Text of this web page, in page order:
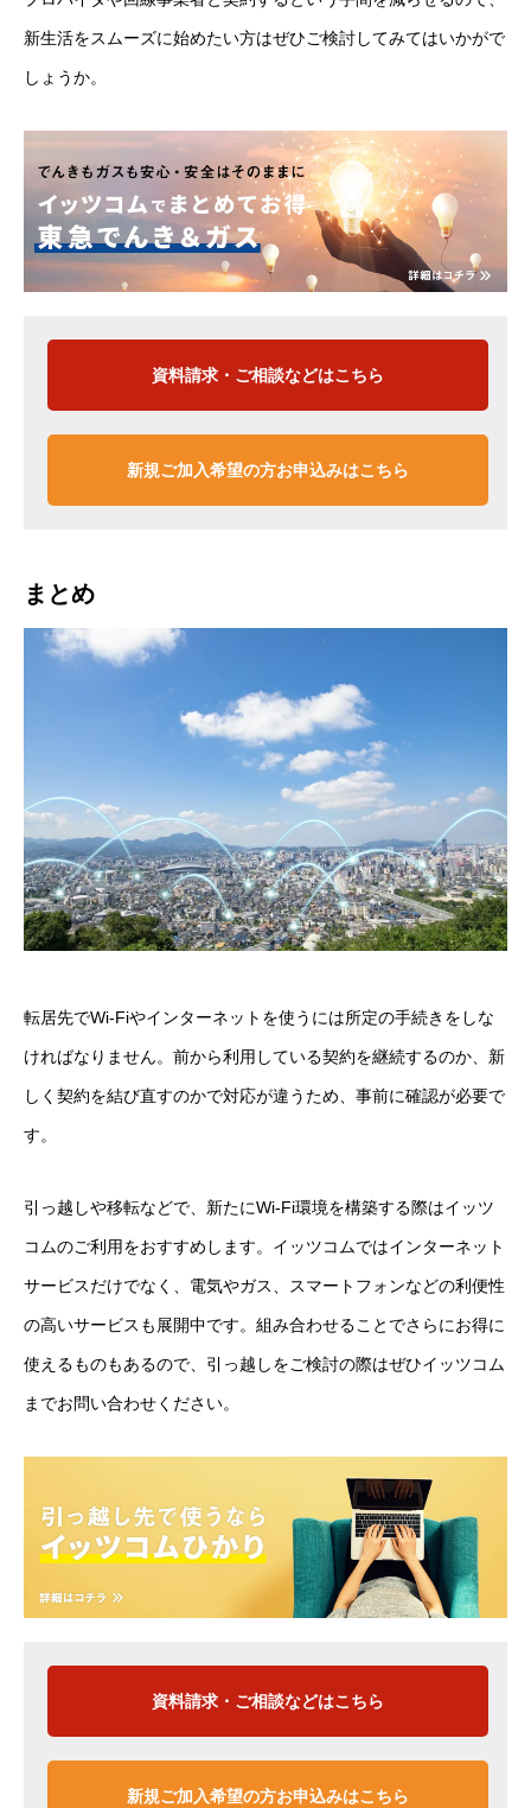
新生活をスムーズに始めたい方はぜひご検討してみてはいかがで
しょうか。
資料請求・ご相談などはこちら
新規ご加入希望の方お申込みはこちら
まとめ
転居先でWi-Fiやインターネットを使うには所定の手続きをしな
ければなりません。前から利用している契約を継続するのか、新
しく契約を結び直すのかで対応が違うため、事前に確認が必要で
す。
引っ越しや移転などで、新たにWi-Fi環境を構築する際はイッツ
コムのご利用をおすすめします。イッツコムではインターネット
サービスだけでなく、電気やガス、スマートフォンなどの利便性
の高いサービスも展開中です。組み合わせることでさらにお得に
使えるものもあるので、引っ越しをご検討の際はぜひイッツコム
までお問い合わせください。
資料請求・ご相談などはこちら
新規ご加入希望の方お申込みはこちら